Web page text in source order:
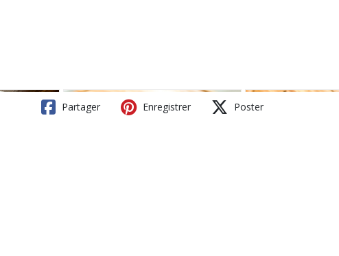
Partager Enregistrer Poster